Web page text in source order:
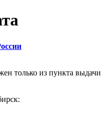
только из пункта выдачи